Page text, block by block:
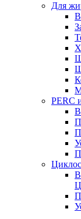
Для
PERC